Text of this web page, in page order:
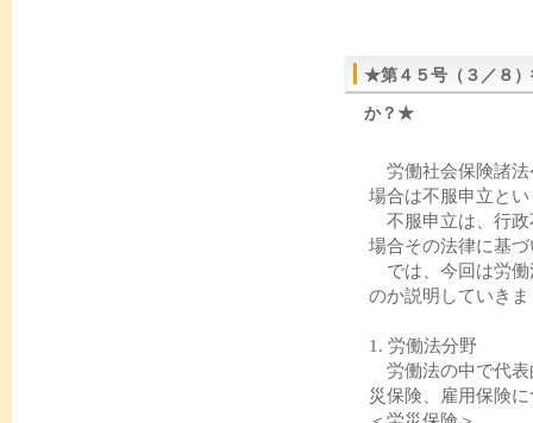
★第４５号（３／８）
か？★
労働社会保険諸法
場合は不服申立と
不服申立は、行政
場合その法律に基
では、今回は労働
のか説明していき
1. 労働法分野
労働法の中で代表
災保険、雇用保険